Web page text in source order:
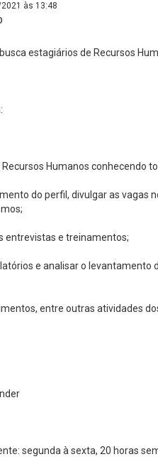
às 13:48
estagiários de Recursos
Humanos conhecendo
do perfil, divulgar as vagas
entrevistas e treinamentos;
e analisar o
entre outras atividades
segunda à sexta, 20 horas